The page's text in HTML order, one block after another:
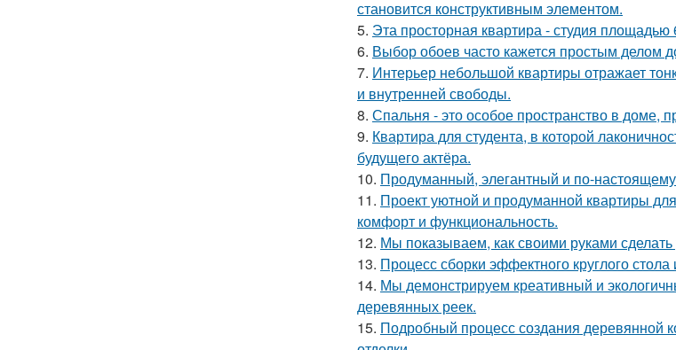
становится конструктивным элементом.
5. Эта просторная квартира - студия площадью
6. Выбор обоев часто кажется простым делом
7. Интерьер небольшой квартиры отражает
и внутренней свободы.
8. Спальня - это особое пространство в доме,
9. Квартира для студента, в которой
будущего актёра.
10. Продуманный, элегантный и по-
11. Проект уютной и продуманной квартиры
комфорт и функциональность.
12. Мы показываем, как своими руками
13. Процесс сборки эффектного круглого
14. Мы демонстрируем креативный и
деревянных реек.
15. Подробный процесс создания деревянной